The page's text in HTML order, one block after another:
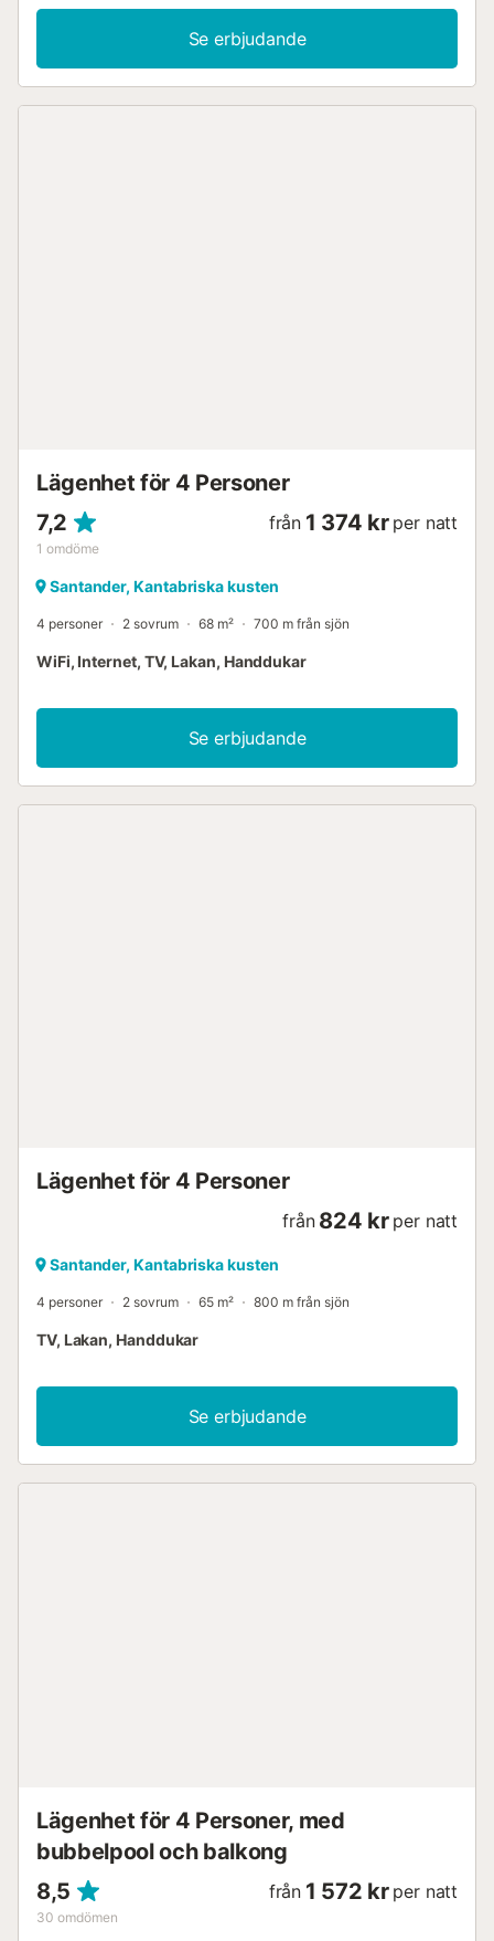
vardagsrummet. - Bredvid katedralen. - 200 meter från
havet och Botín-centret. - 200 meter från busstationen. -
300 meter från tågstationen....
Se erbjudande
Lägenhet för 4 Personer
7,2
1 omdöme
från 1 374 kr per natt
Santander, Kantabriska kusten
4 personer 2 sovrum 68 m² 700 m från sjön
WiFi, Internet, TV, Lakan, Handdukar
Se erbjudande
Lägenhet för 4 Personer
från 824 kr per natt
Santander, Kantabriska kusten
4 personer 2 sovrum 65 m² 800 m från sjön
TV, Lakan, Handdukar
Se erbjudande
Lägenhet för 4 Personer, med
bubbelpool och balkong
8,5
30 omdömen
från 1 572 kr per natt